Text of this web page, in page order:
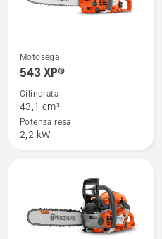
Vedi
maggiori
su
543 XP®
Motosega
543 XP®
Cilindrata
43,1 cm³
Potenza resa
2,2 kW